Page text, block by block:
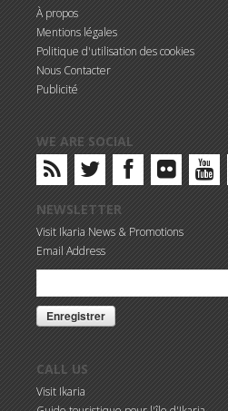
À propos
Mentions légales
Politique d'utilisation des cookies
Nous Contacter
Publicité
WE ARE SOCIAL
NEWSLETTER
Visit Ikaria News & Promotions
Email Address
CALL US
Visit Ikaria